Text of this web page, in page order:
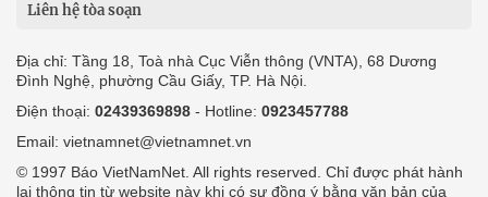
Liên hệ tòa soạn
Địa chỉ: Tầng 18, Toà nhà Cục Viễn thông (VNTA), 68 Dương
Đình Nghệ, phường Cầu Giấy, TP. Hà Nội.
Điện thoại: 02439369898 - Hotline: 0923457788
Email: vietnamnet@vietnamnet.vn
© 1997 Báo VietNamNet. All rights reserved. Chỉ được phát hành
lại thông tin từ website này khi có sự đồng ý bằng văn bản của